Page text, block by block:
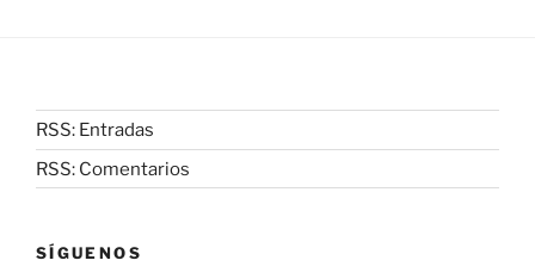
RSS: Entradas
RSS: Comentarios
SÍGUENOS